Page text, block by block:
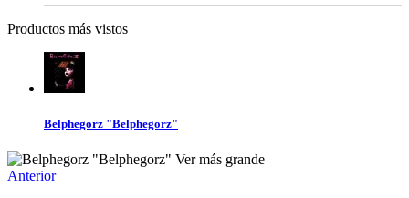
Productos más vistos
Belphegorz "Belphegorz"
Ver más grande
Anterior